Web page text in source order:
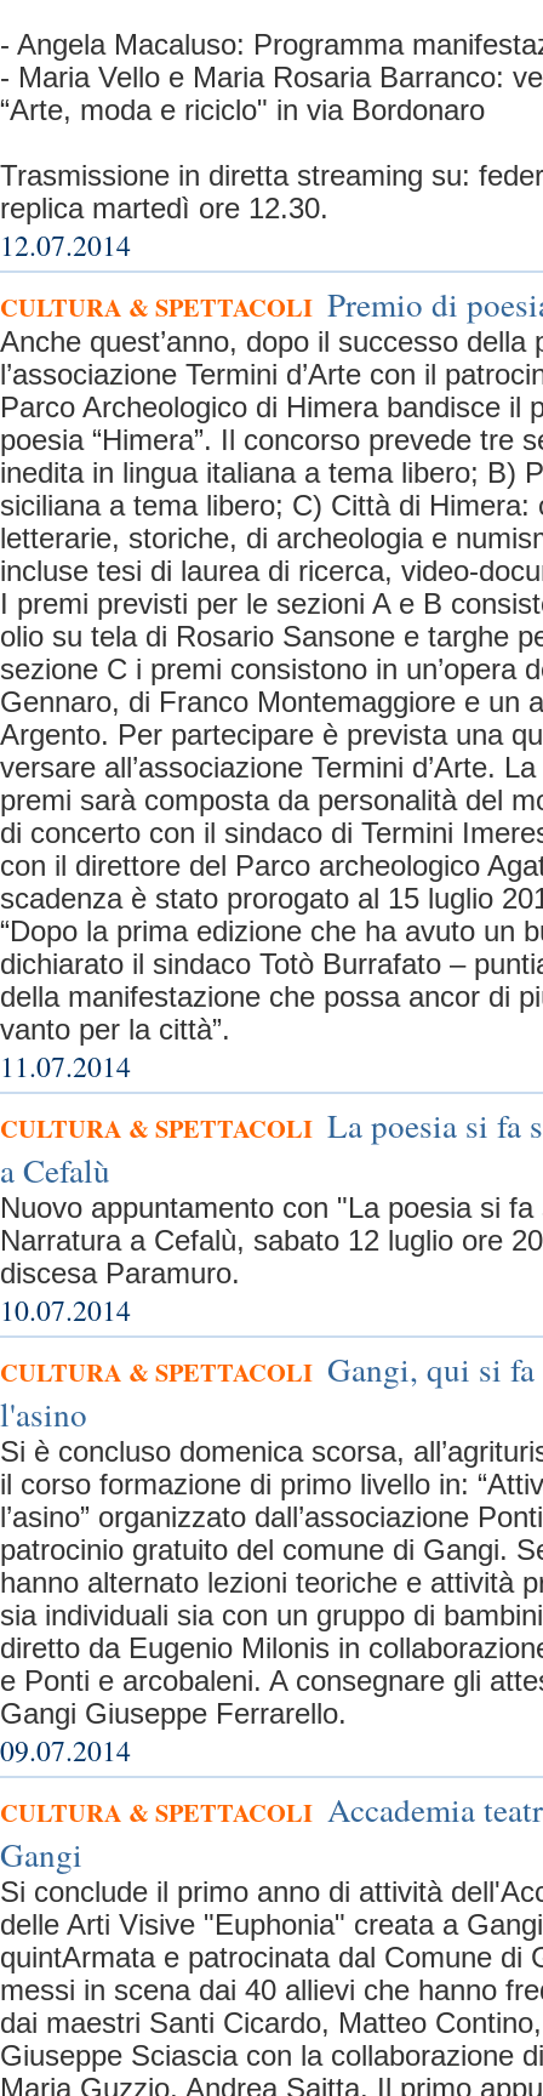
- Angela Macaluso: Programma
- Maria Vello e Maria Rosaria Barranco:
“Arte, moda e riciclo" in via Bordonaro
Trasmissione in diretta streaming su:
replica martedì ore 12.30.
12.07.2014
CULTURA & SPETTACOLI Premio di
Anche quest’anno, dopo il successo della
l’associazione Termini d’Arte con il
Parco Archeologico di Himera bandisce il
poesia “Himera”. Il concorso prevede tre
inedita in lingua italiana a tema libero; B)
siciliana a tema libero; C) Città di Himera:
letterarie, storiche, di archeologia e
incluse tesi di laurea di ricerca, video-
I premi previsti per le sezioni A e B
olio su tela di Rosario Sansone e targhe
sezione C i premi consistono in un’opera
Gennaro, di Franco Montemaggiore e un
Argento. Per partecipare è prevista una
versare all’associazione Termini d’Arte.
premi sarà composta da personalità del
di concerto con il sindaco di Termini
con il direttore del Parco archeologico
scadenza è stato prorogato al 15 luglio
“Dopo la prima edizione che ha avuto un
dichiarato il sindaco Totò Burrafato –
della manifestazione che possa ancor di
vanto per la città”.
11.07.2014
CULTURA & SPETTACOLI La poesia si fa
a Cefalù
Nuovo appuntamento con "La poesia si
Narratura a Cefalù, sabato 12 luglio ore
discesa Paramuro.
10.07.2014
CULTURA & SPETTACOLI Gangi, qui si
l'asino
Si è concluso domenica scorsa,
il corso formazione di primo livello in:
l’asino” organizzato dall’associazione
patrocinio gratuito del comune di Gangi.
hanno alternato lezioni teoriche e attività
sia individuali sia con un gruppo di
diretto da Eugenio Milonis in
e Ponti e arcobaleni. A consegnare gli
Gangi Giuseppe Ferrarello.
09.07.2014
CULTURA & SPETTACOLI Accademia
Gangi
Si conclude il primo anno di attività
delle Arti Visive "Euphonia" creata a
quintArmata e patrocinata dal Comune di
messi in scena dai 40 allievi che hanno
dai maestri Santi Cicardo, Matteo
Giuseppe Sciascia con la collaborazione
Maria Guzzio, Andrea Saitta. Il primo